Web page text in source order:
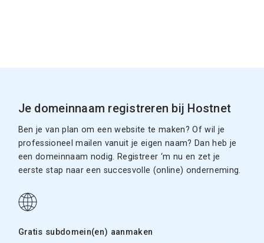
Je domeinnaam registreren bij Hostnet
Ben je van plan om een website te maken? Of wil je
professioneel mailen vanuit je eigen naam? Dan heb je
een domeinnaam nodig. Registreer ‘m nu en zet je
eerste stap naar een succesvolle (online) onderneming.
Gratis subdomein(en) aanmaken